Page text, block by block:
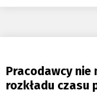
Pracodawcy nie
rozkładu czasu